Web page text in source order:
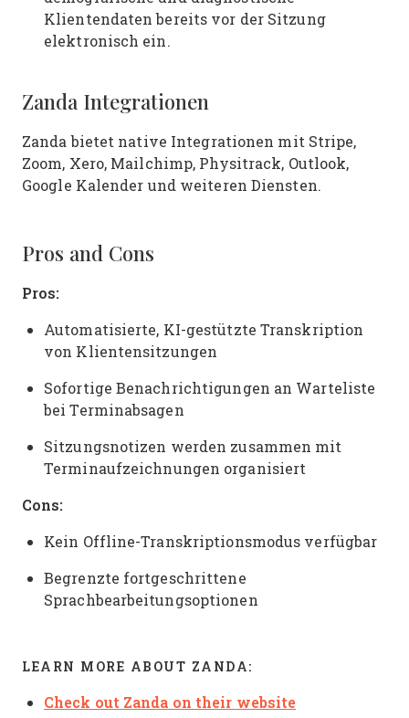
Klientendaten bereits vor der Sitzung
elektronisch ein.
Zanda Integrationen
Zanda bietet native Integrationen mit Stripe,
Zoom, Xero, Mailchimp, Physitrack, Outlook,
Google Kalender und weiteren Diensten.
Pros and Cons
Pros:
Automatisierte, KI-gestützte Transkription
von Klientensitzungen
Sofortige Benachrichtigungen an Warteliste
bei Terminabsagen
Sitzungsnotizen werden zusammen mit
Terminaufzeichnungen organisiert
Cons:
Kein Offline-Transkriptionsmodus verfügbar
Begrenzte fortgeschrittene
Sprachbearbeitungsoptionen
LEARN MORE ABOUT ZANDA:
Check out Zanda on their website